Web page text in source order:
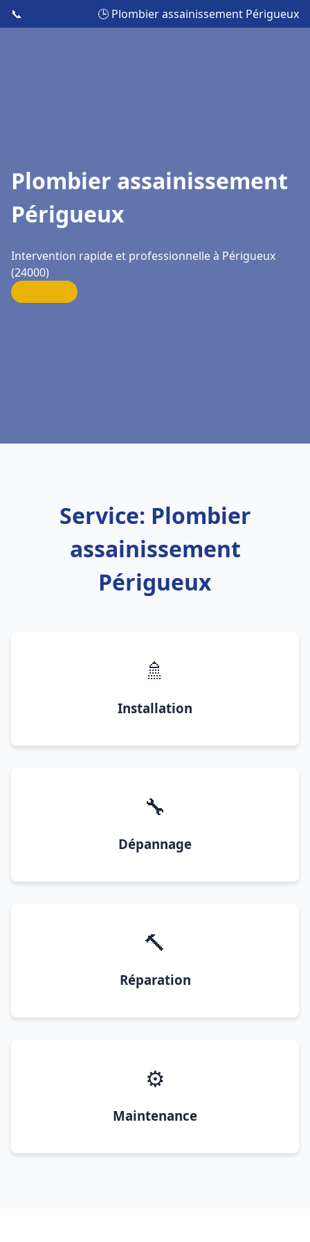
📞 🕒 Plombier assainissement Périgueux
Plombier assainissement
Périgueux
Intervention rapide et professionnelle à Périgueux
(24000)
Service: Plombier
assainissement
Périgueux
🚿
Installation
🔧
Dépannage
🔨
Réparation
⚙️
Maintenance